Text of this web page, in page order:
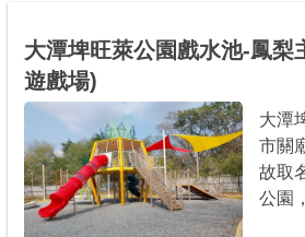
大潭埤旺萊公園戲水池-鳳梨
遊戲場)
大潭
市關
故取
公園